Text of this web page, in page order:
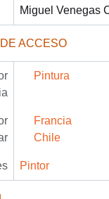
Miguel Venegas
ACCESO
Pintura
Francia
Chile
Pintor